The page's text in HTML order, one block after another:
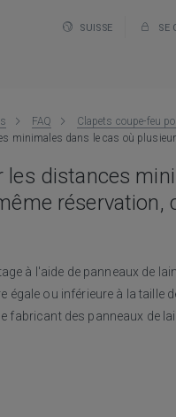
SUISSE SE
FAQ
Clapets coupe-feu
minimales dans le cas où
les distances
réservation,
à l'aide de panneaux de
égale ou inférieure à la taille
fabricant des panneaux de